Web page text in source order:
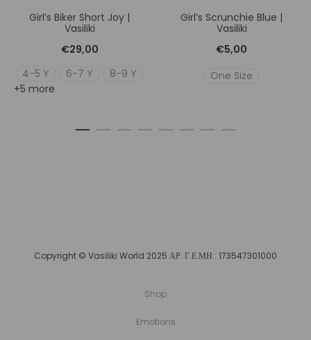
Girl’s Biker Short Joy |
Vasiliki
€29,00
4-5 Y
6-7 Y
8-9 Y
+5 more
Girl’s Scrunchie Blue |
Vasiliki
€5,00
One Size
Copyright © Vasiliki World 2025 ΑΡ. Γ.Ε.ΜΗ.: 173547301000
Shop
Emotions